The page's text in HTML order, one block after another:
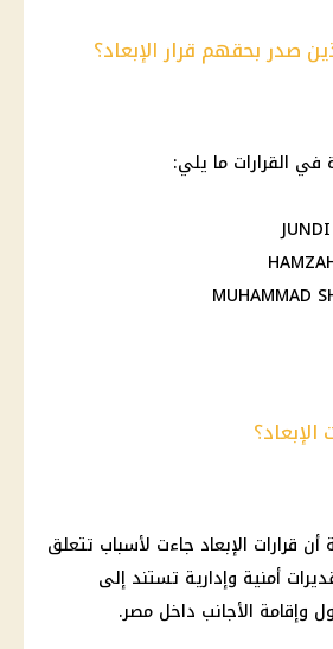
صدر بحقهم قرار الإبعاد؟
في القرارات ما يلي:
MUHAMMAD
قرارات الإبعاد جاءت لأسباب تتعلق
أمنية وإدارية تستند إلى
وإقامة الأجانب داخل مصر.